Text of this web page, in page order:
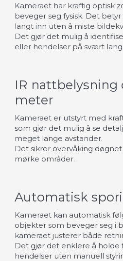
Kameraet har kraftig optisk
beveger seg fysisk. Det
langt inn uten å miste
Det gjør det mulig å
eller hendelser på svært
IR nattbelysning
meter
Kameraet er utstyrt med
som gjør det mulig å se
meget lange avstander.
Det sikrer overvåking
mørke områder.
Automatisk
Kameraet kan automatisk
objekter som beveger seg i
kameraet justerer både
Det gjør det enklere å holde
hendelser uten manuell